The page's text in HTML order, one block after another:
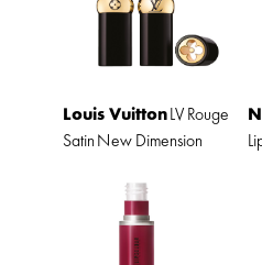
Louis VuittonLV Rouge
Satin New Dimension